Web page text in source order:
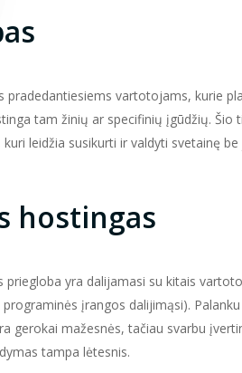
vartotojams, kurie
tam žinių ar specifinių įgūdžių. Šio
leidžia susikurti ir valdyti svetainę
hostingas
yra dalijamasi su kitais
įrangos dalijimąsi).
gerokai mažesnės, tačiau svarbu
tampa lėtesnis.